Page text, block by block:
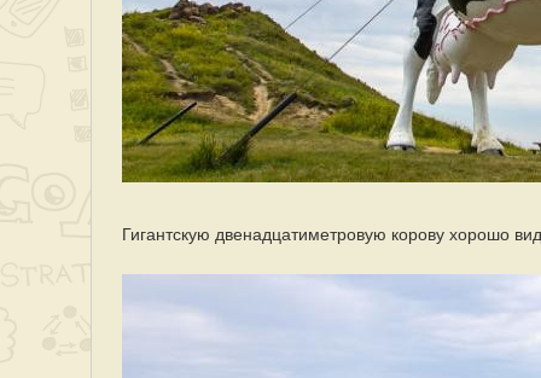
Гигантскую двенадцатиметровую корову хорошо